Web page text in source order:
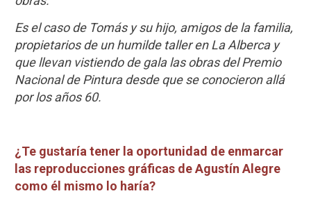
Es el caso de Tomás y su hijo, amigos de la familia,
propietarios de un humilde taller en La Alberca y
que llevan vistiendo de gala las obras del Premio
Nacional de Pintura desde que se conocieron allá
por los años 60.
¿Te gustaría tener la oportunidad de enmarcar
las reproducciones gráficas de Agustín Alegre
como él mismo lo haría?